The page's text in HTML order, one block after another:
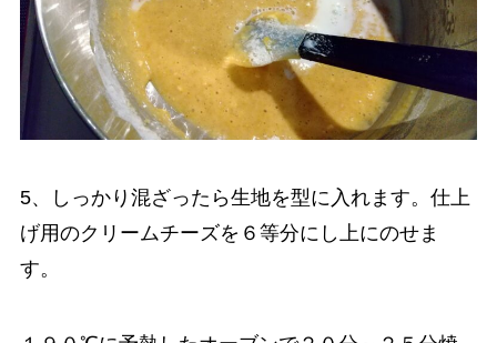
5、しっかり混ざったら生地を型に入れます。仕上
げ用のクリームチーズを６等分にし上にのせま
す。